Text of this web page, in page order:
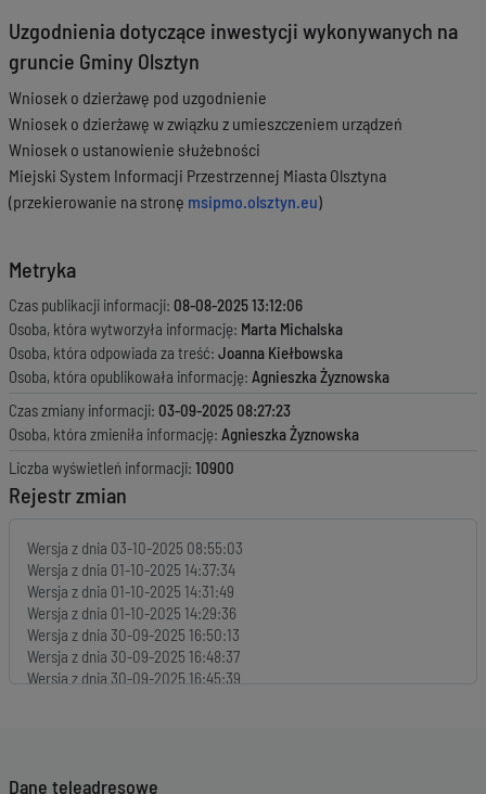
Uzgodnienia dotyczące inwestycji wykonywanych na
gruncie Gminy Olsztyn
Wniosek o dzierżawę pod uzgodnienie
Wniosek o dzierżawę w związku z umieszczeniem urządzeń
Wniosek o ustanowienie służebności
Miejski System Informacji Przestrzennej Miasta Olsztyna
(przekierowanie na stronę msipmo.olsztyn.eu)
Metryka
Czas publikacji informacji: 08-08-2025 13:12:06
Osoba, która wytworzyła informację: Marta Michalska
Osoba, która odpowiada za treść: Joanna Kiełbowska
Osoba, która opublikowała informację: Agnieszka Żyznowska
Czas zmiany informacji: 03-09-2025 08:27:23
Osoba, która zmieniła informację: Agnieszka Żyznowska
Liczba wyświetleń informacji: 10900
Rejestr zmian
Wersja z dnia 03-10-2025 08:55:03
Wersja z dnia 01-10-2025 14:37:34
Wersja z dnia 01-10-2025 14:31:49
Wersja z dnia 01-10-2025 14:29:36
Wersja z dnia 30-09-2025 16:50:13
Wersja z dnia 30-09-2025 16:48:37
Wersja z dnia 30-09-2025 16:45:39
Wersja z dnia30-09-2025 14:11:40
Dane teleadresowe